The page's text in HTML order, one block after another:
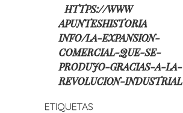
HTTPS://WWW
APUNTESHISTORIA
INFO/LA-EXPANSION-
COMERCIAL-QUE-SE-
PRODUJO-GRACIAS-A-LA-
REVOLUCION-INDUSTRIAL
ETIQUETAS